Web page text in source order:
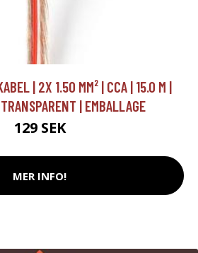
| 2X 1.50 MM² | CCA | 15.0 M |
| EMBALLAGE
129 SEK
MER INFO!